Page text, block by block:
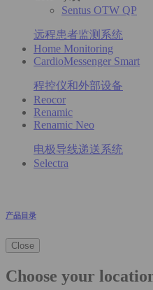
Sentus OTW QP
远程患者监测系统
Home Monitoring
CardioMessenger Smart
程控仪和外部设备
Reocor
Renamic
Renamic Neo
电极导线递送系统
Selectra
产品目录
Close
Choose your